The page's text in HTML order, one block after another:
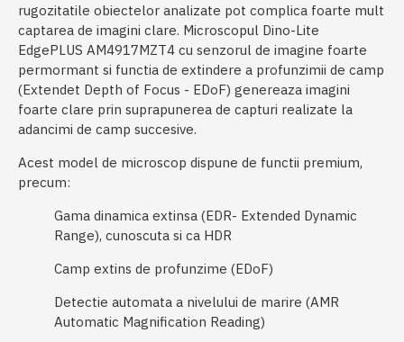
rugozitatile obiectelor analizate pot complica foarte mult
captarea de imagini clare. Microscopul Dino-Lite
EdgePLUS AM4917MZT4 cu senzorul de imagine foarte
permormant si functia de extindere a profunzimii de camp
(Extendet Depth of Focus - EDoF) genereaza imagini
foarte clare prin suprapunerea de capturi realizate la
adancimi de camp succesive.
Acest model de microscop dispune de functii premium,
precum:
Gama dinamica extinsa (EDR- Extended Dynamic
Range), cunoscuta si ca HDR
Camp extins de profunzime (EDoF)
Detectie automata a nivelului de marire (AMR
Automatic Magnification Reading)